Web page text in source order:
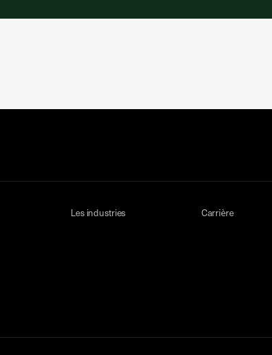
Les industries Carrière